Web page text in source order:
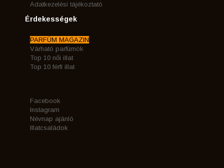
Adatkezelési tájékoztató
Érdekességek
PARFÜM MAGAZIN
Várható parfümök
Top 10 női illat
Top 10 férfi illat
Facebook
Instagram
Névnap ajánló
Illatcsaládok